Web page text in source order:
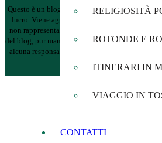
RELIGIOSITÀ
ROTONDE E
ITINERARI IN
VIAGGIO IN
CONTATTI
Questo è un blog privato a scopo divulgativo e
lucro. Viene aggiornato senza alcuna
non rappresenta una testata giornalistica.
del blog, pur mantenendo costante azione
alcuna responsabilità per gli articoli, siti e blog
per i loro contenuti.